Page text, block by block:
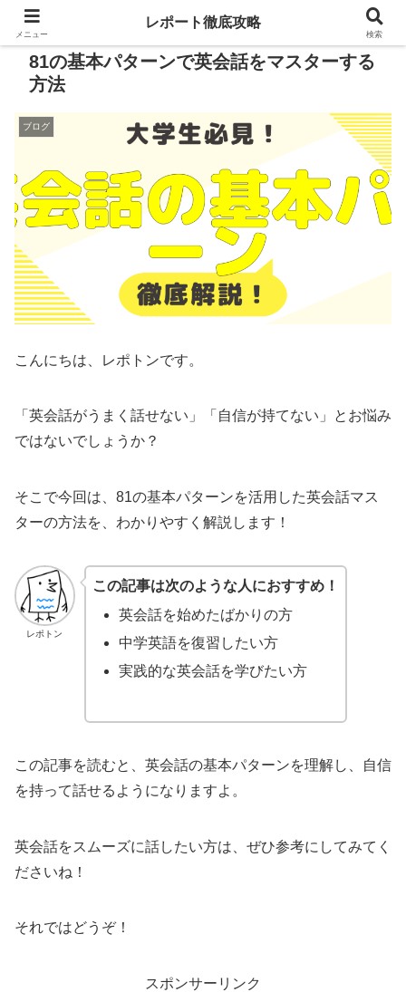
81の基本パターンで英会話をマスターする
方法
ブログ
こんにちは、レポトンです。
「英会話がうまく話せない」「自信が持てない」とお悩み
ではないでしょうか？
そこで今回は、81の基本パターンを活用した英会話マス
ターの方法を、わかりやすく解説します！
レポトン
この記事は次のような人におすすめ！
英会話を始めたばかりの方
中学英語を復習したい方
実践的な英会話を学びたい方
この記事を読むと、英会話の基本パターンを理解し、自信
を持って話せるようになりますよ。
英会話をスムーズに話したい方は、ぜひ参考にしてみてく
ださいね！
それではどうぞ！
スポンサーリンク
メニュー
レポート徹底攻略
検索